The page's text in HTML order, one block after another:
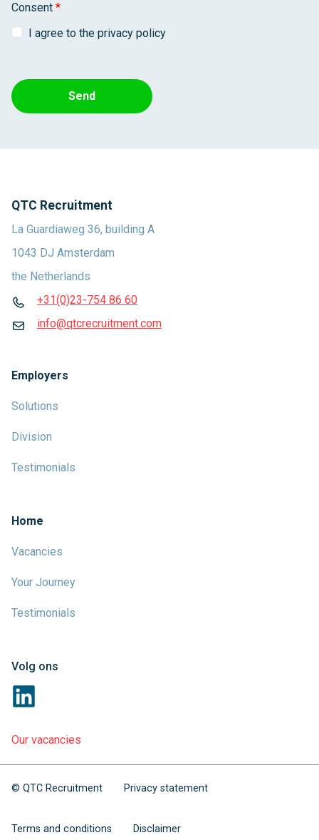
Consent *
I agree to the privacy policy
Send
QTC Recruitment
La Guardiaweg 36, building A
1043 DJ Amsterdam
the Netherlands
+31(0)23-754 86 60
info@qtcrecruitment.com
Employers
Solutions
Division
Testimonials
Home
Vacancies
Your Journey
Testimonials
Volg ons
Our vacancies
© QTC Recruitment Privacy statement
Terms and conditions Disclaimer